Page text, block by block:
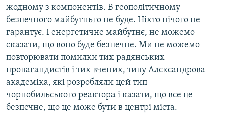
жодному з компонентів. В геополітичному
безпечного майбутньго не буде. Ніхто нічого не
гарантує. І енергетичне майбутнє, не можемо
сказати, що воно буде безпечне. Ми не можемо
повторювати помилки тих радянських
пропагандистів і тих вчених, типу Алєксандрова
академіка, які розробляли цей тип
чорнобильського реактора і казати, що все це
безпечне, що це може бути в центрі міста.